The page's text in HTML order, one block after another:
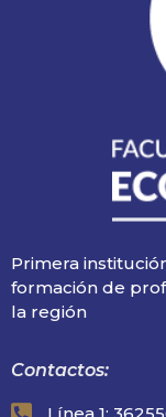
Primera
formación de
la región
Contactos: